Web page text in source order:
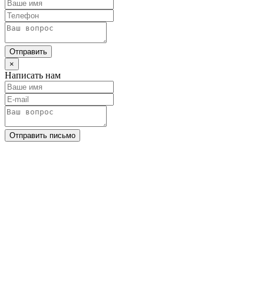
Отправить
×
Написать нам
Отправить письмо